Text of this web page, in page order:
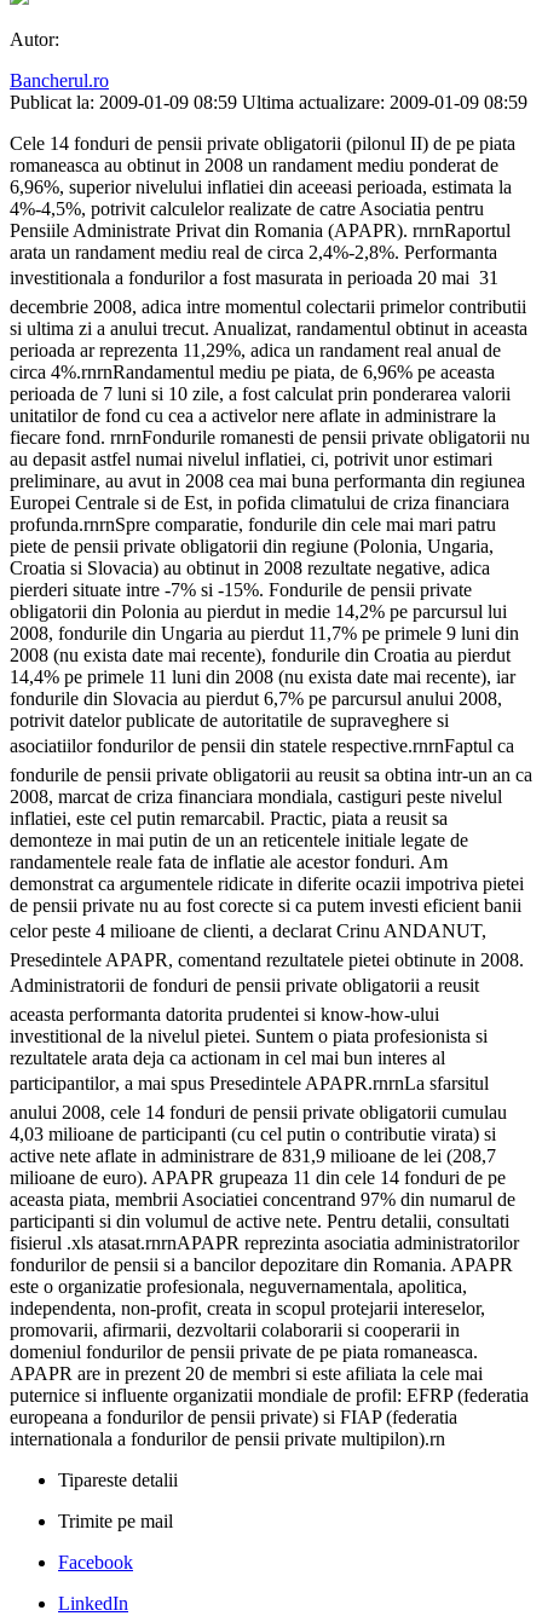
Autor:
Bancherul.ro
Publicat la: 2009-01-09 08:59 Ultima actualizare: 2009-01-09 08:59
Cele 14 fonduri de pensii private obligatorii (pilonul II) de pe piata
romaneasca au obtinut in 2008 un randament mediu ponderat de
6,96%, superior nivelului inflatiei din aceeasi perioada, estimata la
4%-4,5%, potrivit calculelor realizate de catre Asociatia pentru
Pensiile Administrate Privat din Romania (APAPR). rnrnRaportul
arata un randament mediu real de circa 2,4%-2,8%. Performanta
investitionala a fondurilor a fost masurata in perioada 20 mai  31
decembrie 2008, adica intre momentul colectarii primelor contributii
si ultima zi a anului trecut. Anualizat, randamentul obtinut in aceasta
perioada ar reprezenta 11,29%, adica un randament real anual de
circa 4%.rnrnRandamentul mediu pe piata, de 6,96% pe aceasta
perioada de 7 luni si 10 zile, a fost calculat prin ponderarea valorii
unitatilor de fond cu cea a activelor nere aflate in administrare la
fiecare fond. rnrnFondurile romanesti de pensii private obligatorii nu
au depasit astfel numai nivelul inflatiei, ci, potrivit unor estimari
preliminare, au avut in 2008 cea mai buna performanta din regiunea
Europei Centrale si de Est, in pofida climatului de criza financiara
profunda.rnrnSpre comparatie, fondurile din cele mai mari patru
piete de pensii private obligatorii din regiune (Polonia, Ungaria,
Croatia si Slovacia) au obtinut in 2008 rezultate negative, adica
pierderi situate intre -7% si -15%. Fondurile de pensii private
obligatorii din Polonia au pierdut in medie 14,2% pe parcursul lui
2008, fondurile din Ungaria au pierdut 11,7% pe primele 9 luni din
2008 (nu exista date mai recente), fondurile din Croatia au pierdut
14,4% pe primele 11 luni din 2008 (nu exista date mai recente), iar
fondurile din Slovacia au pierdut 6,7% pe parcursul anului 2008,
potrivit datelor publicate de autoritatile de supraveghere si
asociatiilor fondurilor de pensii din statele respective.rnrnFaptul ca
fondurile de pensii private obligatorii au reusit sa obtina intr-un an ca
2008, marcat de criza financiara mondiala, castiguri peste nivelul
inflatiei, este cel putin remarcabil. Practic, piata a reusit sa
demonteze in mai putin de un an reticentele initiale legate de
randamentele reale fata de inflatie ale acestor fonduri. Am
demonstrat ca argumentele ridicate in diferite ocazii impotriva pietei
de pensii private nu au fost corecte si ca putem investi eficient banii
celor peste 4 milioane de clienti, a declarat Crinu ANDANUT,
Presedintele APAPR, comentand rezultatele pietei obtinute in 2008.
Administratorii de fonduri de pensii private obligatorii a reusit
aceasta performanta datorita prudentei si know-how-ului
investitional de la nivelul pietei. Suntem o piata profesionista si
rezultatele arata deja ca actionam in cel mai bun interes al
participantilor, a mai spus Presedintele APAPR.rnrnLa sfarsitul
anului 2008, cele 14 fonduri de pensii private obligatorii cumulau
4,03 milioane de participanti (cu cel putin o contributie virata) si
active nete aflate in administrare de 831,9 milioane de lei (208,7
milioane de euro). APAPR grupeaza 11 din cele 14 fonduri de pe
aceasta piata, membrii Asociatiei concentrand 97% din numarul de
participanti si din volumul de active nete. Pentru detalii, consultati
fisierul .xls atasat.rnrnAPAPR reprezinta asociatia administratorilor
fondurilor de pensii si a bancilor depozitare din Romania. APAPR
este o organizatie profesionala, neguvernamentala, apolitica,
independenta, non-profit, creata in scopul protejarii intereselor,
promovarii, afirmarii, dezvoltarii colaborarii si cooperarii in
domeniul fondurilor de pensii private de pe piata romaneasca.
APAPR are in prezent 20 de membri si este afiliata la cele mai
puternice si influente organizatii mondiale de profil: EFRP (federatia
europeana a fondurilor de pensii private) si FIAP (federatia
internationala a fondurilor de pensii private multipilon).rn
Tipareste detalii
Trimite pe mail
Facebook
LinkedIn